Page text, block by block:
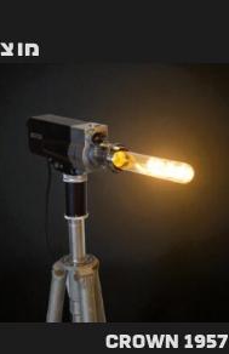
CROWN 1957